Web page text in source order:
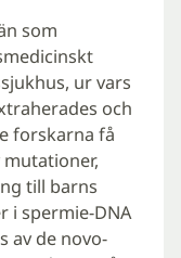
som
ur vars
och
forskarna få
till barns
i spermie-DNA
av de novo-